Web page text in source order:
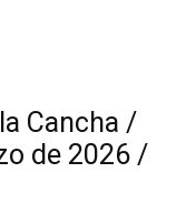
Cancha /
de 2026 /